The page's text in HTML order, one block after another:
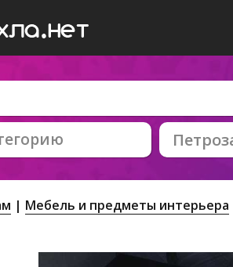
Мебель и предметы интерьера